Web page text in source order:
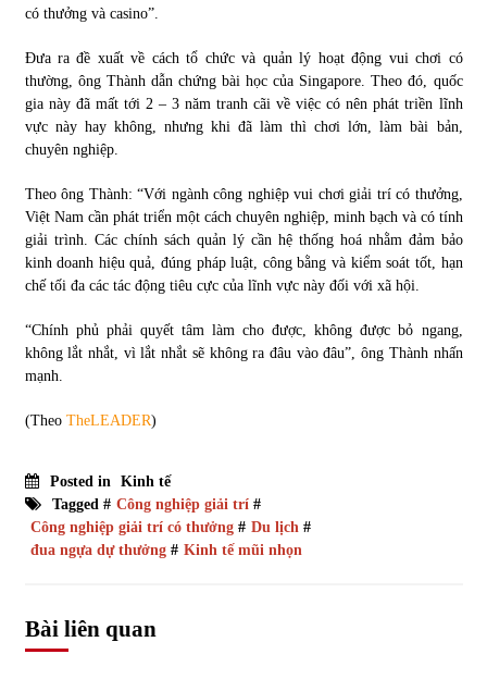
có thưởng và casino”.
Đưa ra đề xuất về cách tổ chức và quản lý hoạt động vui chơi có
thường, ông Thành dẫn chứng bài học của Singapore. Theo đó, quốc
gia này đã mất tới 2 – 3 năm tranh cãi về việc có nên phát triền lĩnh
vực này hay không, nhưng khi đã làm thì chơi lớn, làm bài bản,
chuyên nghiệp.
Theo ông Thành: “Với ngành công nghiệp vui chơi giải trí có thưởng,
Việt Nam cần phát triển một cách chuyên nghiệp, minh bạch và có tính
giải trình. Các chính sách quản lý cần hệ thống hoá nhằm đảm bảo
kinh doanh hiệu quả, đúng pháp luật, công bằng và kiểm soát tốt, hạn
chế tối đa các tác động tiêu cực của lĩnh vực này đối với xã hội.
“Chính phủ phải quyết tâm làm cho được, không được bỏ ngang,
không lắt nhắt, vì lắt nhắt sẽ không ra đâu vào đâu”, ông Thành nhấn
mạnh.
(Theo TheLEADER)
Posted in
Kinh tế
Tagged # Công nghiệp giải trí#
Công nghiệp giải trí có thưởng# Du lịch #
đua ngựa dự thưởng# Kinh tế mũi nhọn
Bài liên quan